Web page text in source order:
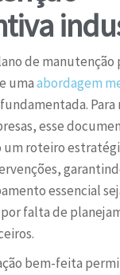
de manutenção
umaabordagem
Para
esse
um roteiro
essencial
falta de
bem-feita